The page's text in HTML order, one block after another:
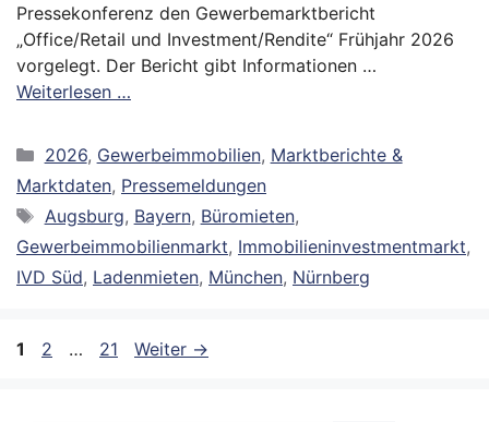
Pressekonferenz den Gewerbemarktbericht
„Office/Retail und Investment/Rendite“ Frühjahr 2026
vorgelegt. Der Bericht gibt Informationen …
Weiterlesen …
Kategorien
2026, Gewerbeimmobilien, Marktberichte &
Marktdaten, Pressemeldungen
Schlagwörter
Augsburg, Bayern, Büromieten,
Gewerbeimmobilienmarkt, Immobilieninvestmentmarkt,
IVD Süd, Ladenmieten, München, Nürnberg
Seite
1 Seite
2 … Seite
21 Weiter →